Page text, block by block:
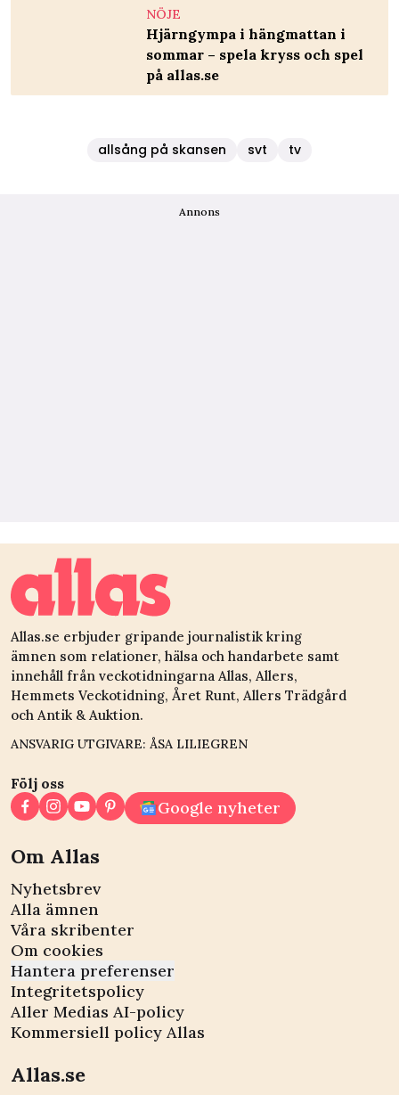
NÖJE
Hjärngympa i hängmattan i
sommar – spela kryss och spel
på allas.se
allsång på skansen svt tv
Annons
Allas.se erbjuder gripande journalistik kring
ämnen som relationer, hälsa och handarbete samt
innehåll från veckotidningarna Allas, Allers,
Hemmets Veckotidning, Året Runt, Allers Trädgård
och Antik & Auktion.
ANSVARIG UTGIVARE: ÅSA LILIEGREN
Följ oss
Google nyheter
Om Allas
Nyhetsbrev
Alla ämnen
Våra skribenter
Om cookies
Hantera preferenser
Integritetspolicy
Aller Medias AI-policy
Kommersiell policy Allas
Allas.se